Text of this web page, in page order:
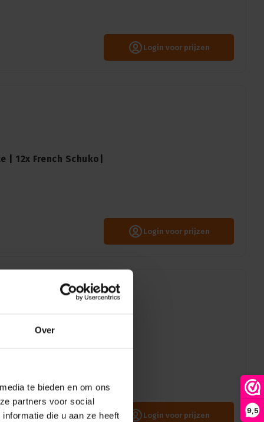
Over
te bieden en om ons
partners voor social
die u aan ze heeft
9,5
Login voor prijzen
| 12x French Schuko|
Login voor prijzen
Login voor prijzen